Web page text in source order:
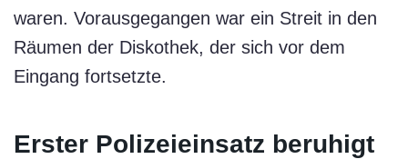
waren. Vorausgegangen war ein Streit in den
Räumen der Diskothek, der sich vor dem
Eingang fortsetzte.
Erster Polizeieinsatz beruhigt